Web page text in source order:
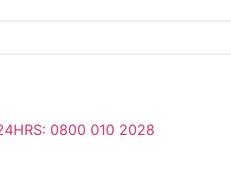
0800 010 2028